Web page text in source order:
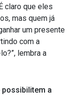
claro que eles
mas quem já
um presente
com a
lembra a
possibilitem a